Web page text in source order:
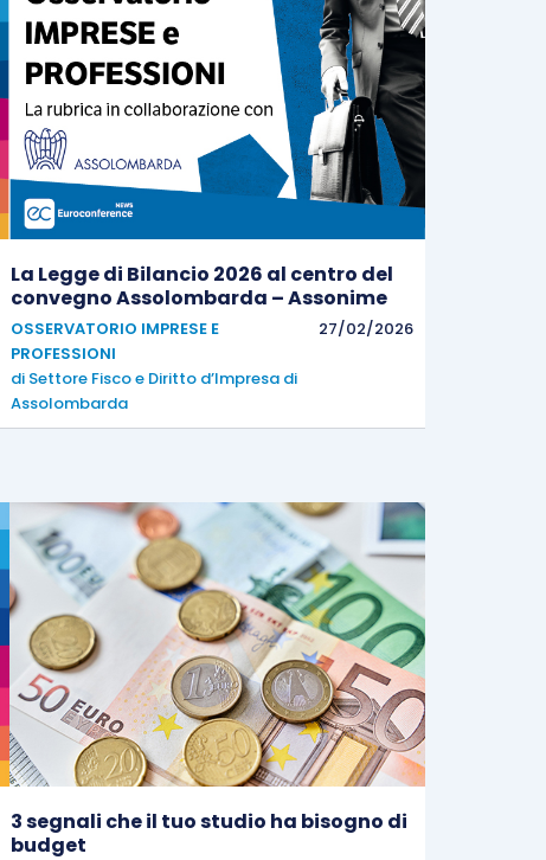
La Legge di Bilancio 2026 al centro del
convegno Assolombarda – Assonime
OSSERVATORIO IMPRESE E
PROFESSIONI
27/02/2026
di Settore Fisco e Diritto d’Impresa di
Assolombarda
3 segnali che il tuo studio ha bisogno di
budget